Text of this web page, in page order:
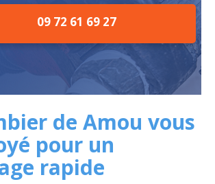
09 72 61 69 27
de Amou vous
pour un
rapide